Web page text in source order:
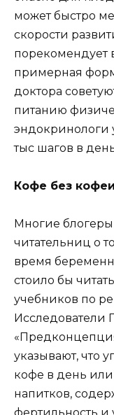
может быстро
скорости
порекомендует
примерная
доктора
питанию
эндокринологи
тыс шагов в
Кофе без
Многие
читательниц о
время
стоило бы
учебников по
Исследователи
указывают, что
кофе в день
напитков,